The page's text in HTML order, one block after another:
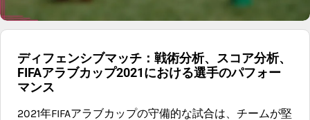
ディフェンシブマッチ：戦術分析、スコア分析、
FIFAアラブカップ2021における選手のパフォー
マンス
2021年FIFAアラブカップの守備的な試合は、チームが堅